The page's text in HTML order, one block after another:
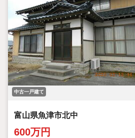
中古一戸建て
富山県魚津市北中
600万円